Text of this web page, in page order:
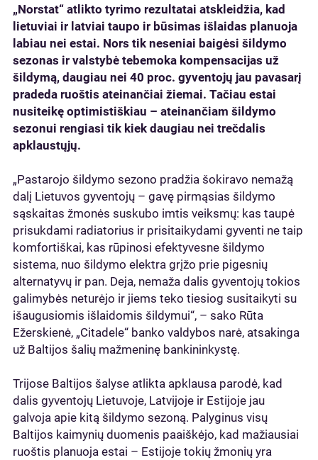
„Norstat“ atlikto tyrimo rezultatai atskleidžia, kad
lietuviai ir latviai taupo ir būsimas išlaidas planuoja
labiau nei estai. Nors tik neseniai baigėsi šildymo
sezonas ir valstybė tebemoka kompensacijas už
šildymą, daugiau nei 40 proc. gyventojų jau pavasarį
pradeda ruoštis ateinančiai žiemai. Tačiau estai
nusiteikę optimistiškiau – ateinančiam šildymo
sezonui rengiasi tik kiek daugiau nei trečdalis
apklaustųjų.
„Pastarojo šildymo sezono pradžia šokiravo nemažą
dalį Lietuvos gyventojų – gavę pirmąsias šildymo
sąskaitas žmonės suskubo imtis veiksmų: kas taupė
prisukdami radiatorius ir prisitaikydami gyventi ne taip
komfortiškai, kas rūpinosi efektyvesne šildymo
sistema, nuo šildymo elektra grįžo prie pigesnių
alternatyvų ir pan. Deja, nemaža dalis gyventojų tokios
galimybės neturėjo ir jiems teko tiesiog susitaikyti su
išaugusiomis išlaidomis šildymui“, – sako Rūta
Ežerskienė, „Citadele“ banko valdybos narė, atsakinga
už Baltijos šalių mažmeninę bankininkystę.
Trijose Baltijos šalyse atlikta apklausa parodė, kad
dalis gyventojų Lietuvoje, Latvijoje ir Estijoje jau
galvoja apie kitą šildymo sezoną. Palyginus visų
Baltijos kaimynių duomenis paaiškėjo, kad mažiausiai
ruoštis planuoja estai – Estijoje tokių žmonių yra